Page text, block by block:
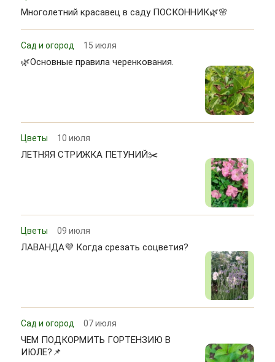
Многолетний красавец в саду ПОСКОННИК🌿🌸
Сад и огород 15 июля
🌿Основные правила черенкования.
Цветы 10 июля
ЛЕТНЯЯ СТРИЖКА ПЕТУНИЙ✂️
Цветы 09 июля
ЛАВАНДА💜 Когда срезать соцветия?
Сад и огород 07 июля
ЧЕМ ПОДКОРМИТЬ ГОРТЕНЗИЮ В
ИЮЛЕ?📌